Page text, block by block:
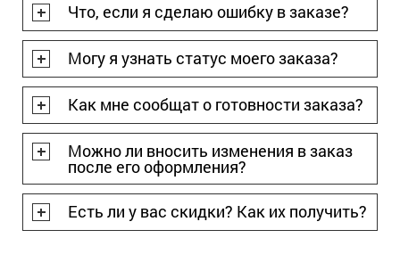
Что, если я сделаю ошибку в заказе?
Могу я узнать статус моего заказа?
Как мне сообщат о готовности заказа?
Можно ли вносить изменения в заказ
после его оформления?
Есть ли у вас скидки? Как их получить?